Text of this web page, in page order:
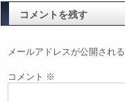
コメントを残す
メールアドレスが公開され
コメント ※